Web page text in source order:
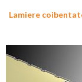
Lamiere